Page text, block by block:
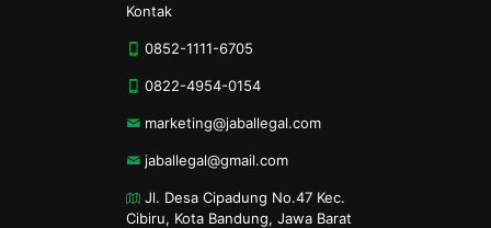
Kontak
0852-1111-6705
0822-4954-0154
marketing@jaballegal.com
jaballegal@gmail.com
Jl. Desa Cipadung No.47 Kec.
Cibiru, Kota Bandung, Jawa Barat